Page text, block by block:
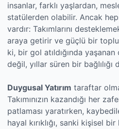
insanlar, farklı yaşlardan,
statülerden olabilir. Ancak
vardır: Takımlarını
araya getirir ve güçlü bir
ki, bir gol atıldığında
değil, yıllar süren bir bağlılığı
Duygusal Yatırım taraftar
Takımınızın kazandığı her
patlaması yaratırken,
hayal kırıklığı, sanki kişisel